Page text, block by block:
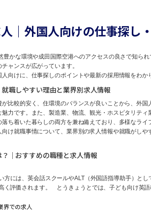
｜外国人向けの仕事探し
豊かな環境や成田国際空港へのアクセスの良さで知ら
ャンスが広がっています。
向けに、仕事探しのポイントや最新の採用情報をわか
職しやすい理由と業界別求人情報
比較的安く、住環境のバランスが良いことから、外
力です。また、製造業、物流、観光・ホスピタリテ
ち着いた暮らしの両方を兼ね備えており、多様なライ
向け就職事情について、業界別の求人情報や就職がし
｜おすすめの職種と求人情報
方には、英会話スクールやALT（外国語指導助手）と
く評価されます。 とうきょうとでは、子ども向け英
界での求人